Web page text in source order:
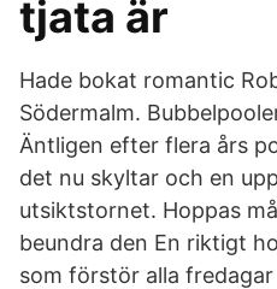
tjata är
Hade bokat romantic
Södermalm.
Äntligen efter flera års
det nu skyltar och en
utsiktstornet. Hoppas
beundra den En riktigt
som förstör alla